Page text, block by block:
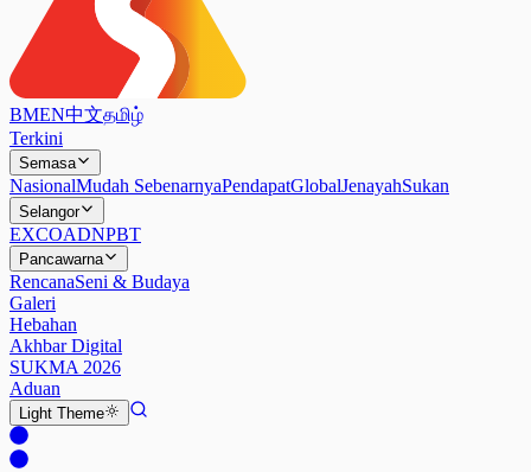
BMEN中文தமிழ்
Terkini
Semasa
NasionalMudah SebenarnyaPendapatGlobalJenayahSukan
Selangor
EXCOADNPBT
Pancawarna
RencanaSeni & Budaya
Galeri
Hebahan
Akhbar Digital
SUKMA 2026
Aduan
Light Theme